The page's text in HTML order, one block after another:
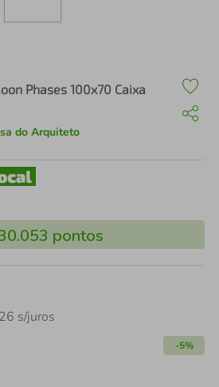
Phases 100x70 Caixa
do Arquiteto
pontos
26 s/juros
-5%